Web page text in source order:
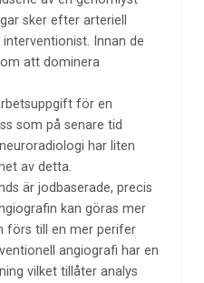
sker efter arteriell
Innan de
att dominera
för en
som på senare tid
har liten
av detta.
är jodbaserade, precis
kan göras mer
förs till en mer perifer
angiografi har en
vilket tillåter analys